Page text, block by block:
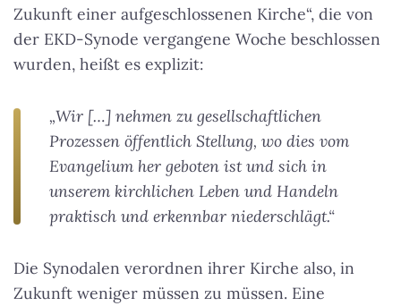
Zukunft einer aufgeschlossenen Kirche“, die von
der EKD-Synode vergangene Woche beschlossen
wurden, heißt es explizit:
„Wir […] nehmen zu gesellschaftlichen
Prozessen öffentlich Stellung, wo dies vom
Evangelium her geboten ist und sich in
unserem kirchlichen Leben und Handeln
praktisch und erkennbar niederschlägt.“
Die Synodalen verordnen ihrer Kirche also, in
Zukunft weniger müssen zu müssen. Eine